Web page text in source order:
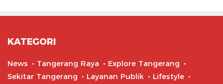
KATEGORI
News Tangerang Raya
Explore Tangerang
Sekitar Tangerang
Layanan Publik
Lifestyle